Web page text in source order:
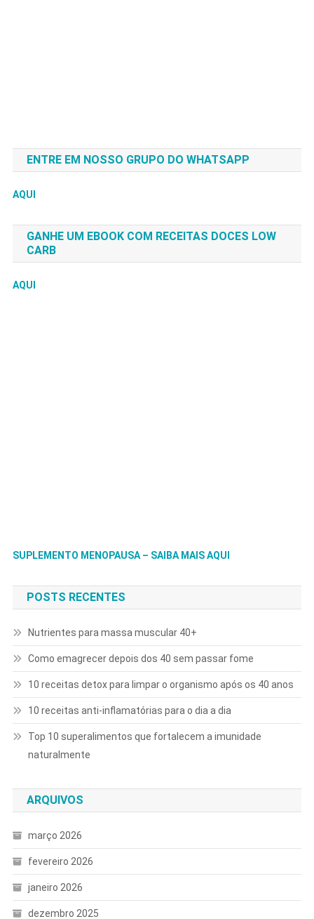
ENTRE EM NOSSO GRUPO DO WHATSAPP
AQUI
GANHE UM EBOOK COM RECEITAS DOCES LOW
CARB
AQUI
SUPLEMENTO MENOPAUSA – SAIBA MAIS AQUI
POSTS RECENTES
Nutrientes para massa muscular 40+
Como emagrecer depois dos 40 sem passar fome
10 receitas detox para limpar o organismo após os 40 anos
10 receitas anti-inflamatórias para o dia a dia
Top 10 superalimentos que fortalecem a imunidade
naturalmente
ARQUIVOS
março 2026
fevereiro 2026
janeiro 2026
dezembro 2025